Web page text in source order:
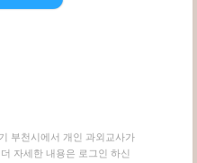
부천시에서 개인 과외교사가
자세한 내용은 로그인 하신